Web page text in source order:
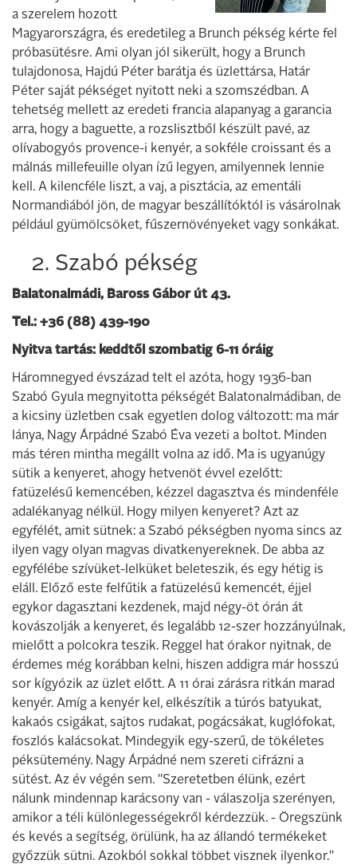
a szerelem hozott
Magyarországra, és eredetileg a Brunch pékség kérte fel
próbasütésre. Ami olyan jól sikerült, hogy a Brunch
tulajdonosa, Hajdú Péter barátja és üzlettársa, Határ
Péter saját pékséget nyitott neki a szomszédban. A
tehetség mellett az eredeti francia alapanyag a garancia
arra, hogy a baguette, a rozslisztből készült pavé, az
olívabogyós provence-i kenyér, a sokféle croissant és a
málnás millefeuille olyan ízű legyen, amilyennek lennie
kell. A kilencféle liszt, a vaj, a pisztácia, az ementáli
Normandiából jön, de magyar beszállítóktól is vásárolnak
például gyümölcsöket, fűszernövényeket vagy sonkákat.
2. Szabó pékség
Balatonalmádi, Baross Gábor út 43.
Tel.: +36 (88) 439-190
Nyitva tartás: keddtől szombatig 6-11 óráig
Háromnegyed évszázad telt el azóta, hogy 1936-ban
Szabó Gyula megnyitotta pékségét Balatonalmádiban, de
a kicsiny üzletben csak egyetlen dolog változott: ma már
lánya, Nagy Árpádné Szabó Éva vezeti a boltot. Minden
más téren mintha megállt volna az idő. Ma is ugyanúgy
sütik a kenyeret, ahogy hetvenöt évvel ezelőtt:
fatüzelésű kemencében, kézzel dagasztva és mindenféle
adalékanyag nélkül. Hogy milyen kenyeret? Azt az
egyfélét, amit sütnek: a Szabó pékségben nyoma sincs az
ilyen vagy olyan magvas divatkenyereknek. De abba az
egyfélébe szívüket-lelküket beleteszik, és egy hétig is
eláll. Előző este felfűtik a fatüzelésű kemencét, éjjel
egykor dagasztani kezdenek, majd négy-öt órán át
kovászolják a kenyeret, és legalább 12-szer hozzányúlnak,
mielőtt a polcokra teszik. Reggel hat órakor nyitnak, de
érdemes még korábban kelni, hiszen addigra már hosszú
sor kígyózik az üzlet előtt. A 11 órai zárásra ritkán marad
kenyér. Amíg a kenyér kel, elkészítik a túrós batyukat,
kakaós csigákat, sajtos rudakat, pogácsákat, kuglófokat,
foszlós kalácsokat. Mindegyik egy-szerű, de tökéletes
péksütemény. Nagy Árpádné nem szereti cifrázni a
sütést. Az év végén sem. "Szeretetben élünk, ezért
nálunk mindennap karácsony van - válaszolja szerényen,
amikor a téli különlegességekről kérdezzük. - Öregszünk
és kevés a segítség, örülünk, ha az állandó termékeket
győzzük sütni. Azokból sokkal többet visznek ilyenkor."